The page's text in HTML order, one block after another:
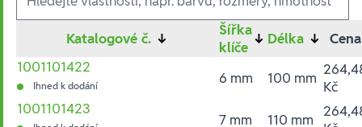
Katalogové č. ↓
Šířka
klíče ↓ Délka ↓
Cena
1001101422
Ihned k dodání 6 mm 100 mm Kč
1001101423
7 mm 110 mm